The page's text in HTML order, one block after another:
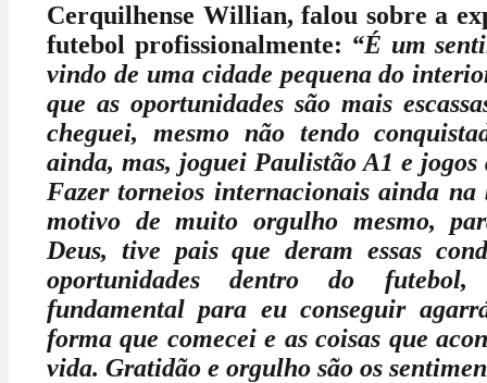
Cerquilhense Willian, falou sobre a
futebol profissionalmente: “É um
vindo de uma cidade pequena do
que as oportunidades são mais
cheguei, mesmo não tendo
ainda, mas, joguei Paulistão A1 e
Fazer torneios internacionais ainda na
motivo de muito orgulho mesmo,
Deus, tive pais que deram essas
oportunidades dentro do
fundamental para eu conseguir
forma que comecei e as coisas que
vida. Gratidão e orgulho são os